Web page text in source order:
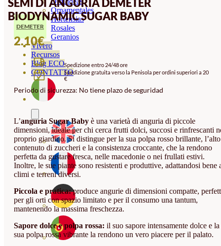
Ornamentales
Hortensias
Rosales
Geranios
Vivero
Recursos
Blog ECO
CONTATTO
BIODYNAMIC SUGAR BABY
DEMETER
2.10€
Spedizione entro 24/48 ore
Spedizione gratuita verso la Penisola per ordini superiori a 20
€
Periodo di sicurezza: No tiene plazo de seguridad
L’anguria Sugar Baby è una varietà di anguria di piccole
dimensioni, ideale per chi cerca frutti dolci, succosi e rinfrescanti
proprio giardino. Si distingue per la sua polpa rosso brillante, l’alto
contenuto di zuccheri e la consistenza croccante, che la rendono
perfetta da gustare fresca, nelle macedonie o nei frullati estivi.
Inoltre, le sue piante sono resistenti e produttive, adattandosi bene
climi e terreni diversi.
Piccola e pratica:produce angurie di dimensioni compatte,
per gli orti con spazio limitato e per il consumo una tantum,
mantenendo la massima freschezza.
Sapore dolce e polpa rossa: il suo sapore intensamente dolce e la
sua polpa rossa vibrante la rendono un vero piacere per il palato.